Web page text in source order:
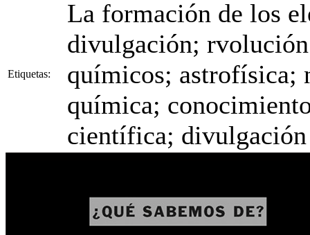
Etiquetas:
La formación de los
divulgación;
químicos; astrofísica;
química;
científica;